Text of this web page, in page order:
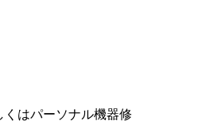
はパーソナル機器修